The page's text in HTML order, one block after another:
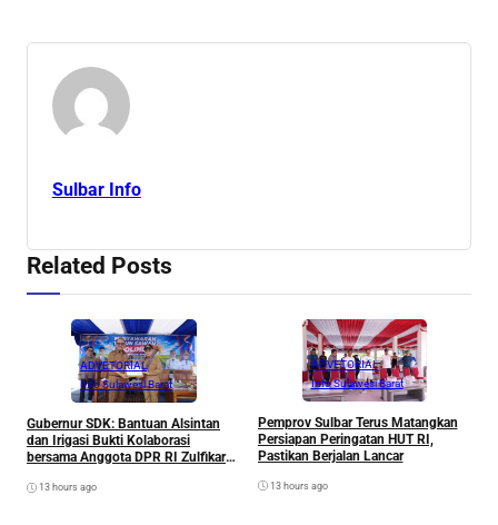
Sulbar Info
Related Posts
ADVETORIAL
Info Sulawesi Barat
Gubernur SDK: Bantuan Alsintan
dan Irigasi Bukti Kolaborasi
bersama Anggota DPR RI Zulfikar
13 hours ago
ADVETORIAL
Info Sulawesi Barat
Pemprov Sulbar Terus Matangkan
Persiapan Peringatan HUT RI,
Pastikan Berjalan Lancar
13 hours ago